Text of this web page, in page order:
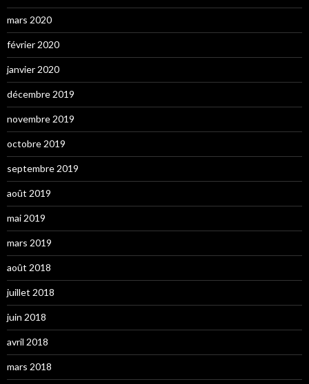
mars 2020
février 2020
janvier 2020
décembre 2019
novembre 2019
octobre 2019
septembre 2019
août 2019
mai 2019
mars 2019
août 2018
juillet 2018
juin 2018
avril 2018
mars 2018